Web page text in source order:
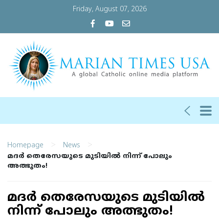
Friday, August 07, 2026
Homepage > News >
മദര്‍ തെരേസയുടെ മുടിയില്‍ നിന്ന് പോലും
അത്ഭുതം!
മദര്‍ തെരേസയുടെ മുടിയില്‍
നിന്ന് പോലും അത്ഭുതം!